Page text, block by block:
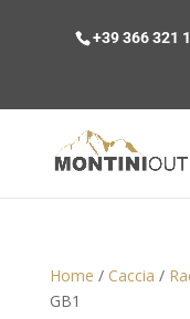
+39 366 321
Home / Caccia /
GB1